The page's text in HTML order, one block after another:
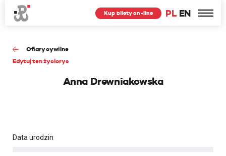
PL EN
Kup bilety on-line
Ofiary cywilne
Edytuj ten życiorys
Anna Drewniakowska
Data urodzin